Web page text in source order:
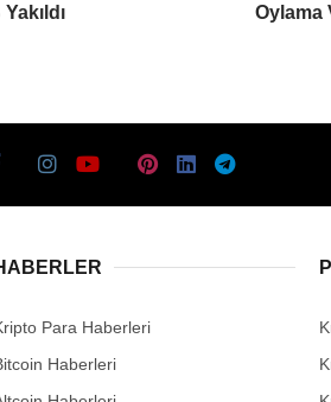
Oylama
Para Haberleri
Haberleri